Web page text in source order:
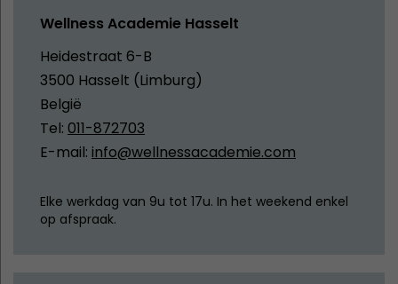
Wellness Academie Hasselt
Heidestraat 6-B
3500 Hasselt (Limburg)
België
Tel: 011-872703
E-mail: info@wellnessacademie.com
Elke werkdag van 9u tot 17u. In het weekend enkel
op afspraak.